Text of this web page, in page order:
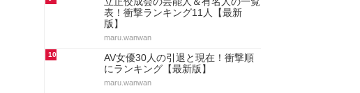
表！衝撃ランキング11人【最新
版】
maru.wanwan
10
AV女優30人の引退と現在！衝撃順
にランキング【最新版】
maru.wanwan